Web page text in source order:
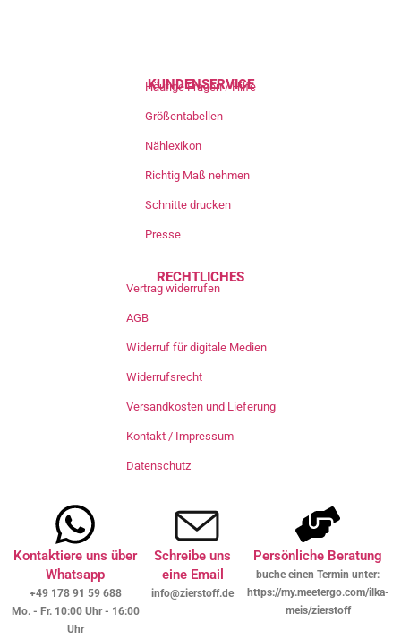
KUNDENSERVICE
Häufige Fragen / Hilfe
Größentabellen
Nählexikon
Richtig Maß nehmen
Schnitte drucken
Presse
RECHTLICHES
Vertrag widerrufen
AGB
Widerruf für digitale Medien
Widerrufsrecht
Versandkosten und Lieferung
Kontakt / Impressum
Datenschutz
Kontaktiere uns über
Whatsapp
+49 178 91 59 688
Mo. - Fr. 10:00 Uhr - 16:00
Uhr
Schreibe uns
eine Email
info@zierstoff.de
Persönliche Beratung
buche einen Termin unter:
https://my.meetergo.com/ilka-
meis/zierstoff